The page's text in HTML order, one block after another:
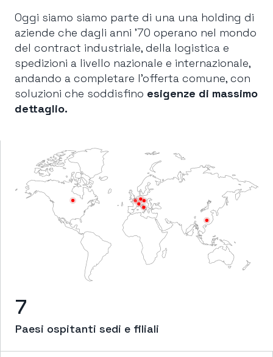
Oggi siamo siamo parte di una una holding di
aziende che dagli anni ’70 operano nel mondo
del contract industriale, della logistica e
spedizioni a livello nazionale e internazionale,
andando a completare l’offerta comune, con
soluzioni che soddisfino esigenze di massimo
dettaglio.
7
Paesi ospitanti sedi e filiali